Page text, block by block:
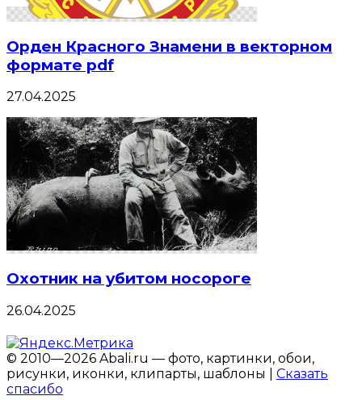
Орден Красного Знамени в векторном
формате pdf
27.04.2025
Охотник на убитом носороге
26.04.2025
© 2010—2026 Abali.ru — фото, картинки, обои,
рисунки, иконки, клипарты, шаблоны | Сказать
спасибо